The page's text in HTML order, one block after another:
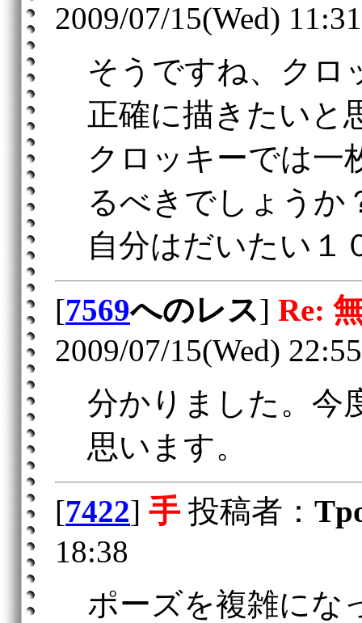
2009/07/15(Wed) 11:31
そうですね、クロ
正確に描きたいと
クロッキーでは一
るべきでしょうか
自分はだいたい１
[7569へのレス] Re:
2009/07/15(Wed) 22:55
分かりました。今
思います。
[7422] 手投稿者：
18:38
ポーズを複雑にな